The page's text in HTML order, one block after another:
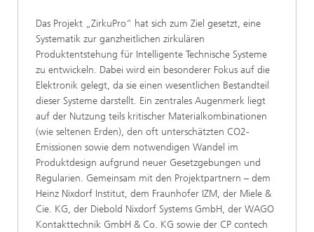
Das Projekt „ZirkuPro“ hat sich zum Ziel gesetzt, eine
Systematik zur ganzheitlichen zirkulären
Produktentstehung für Intelligente Technische Systeme
zu entwickeln. Dabei wird ein besonderer Fokus auf die
Elektronik gelegt, da sie einen wesentlichen Bestandteil
dieser Systeme darstellt. Ein zentrales Augenmerk liegt
auf der Nutzung teils kritischer Materialkombinationen
(wie seltenen Erden), den oft unterschätzten CO2-
Emissionen sowie dem notwendigen Wandel im
Produktdesign aufgrund neuer Gesetzgebungen und
Regularien. Gemeinsam mit den Projektpartnern – dem
Heinz Nixdorf Institut, dem Fraunhofer IZM, der Miele &
Cie. KG, der Diebold Nixdorf Systems GmbH, der WAGO
Kontakttechnik GmbH & Co. KG sowie der CP contech